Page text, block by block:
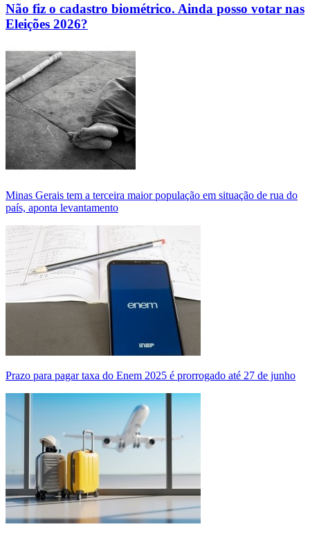
Não fiz o cadastro biométrico. Ainda posso votar nas
Eleições 2026?
Minas Gerais tem a terceira maior população em situação de rua do
país, aponta levantamento
Prazo para pagar taxa do Enem 2025 é prorrogado até 27 de junho